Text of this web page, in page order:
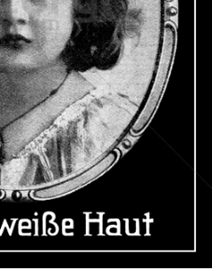
Bergmann & Co., Radebeul-
1912
Bild-ID: 46476